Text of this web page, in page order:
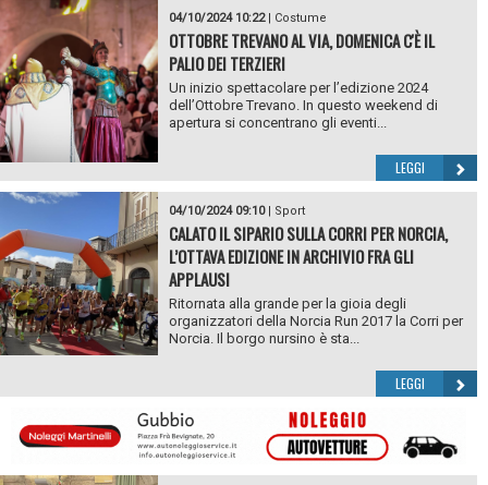
04/10/2024 10:22| Costume
OTTOBRE TREVANO AL VIA, DOMENICA C'È IL
PALIO DEI TERZIERI
Un inizio spettacolare per l’edizione 2024
dell’Ottobre Trevano. In questo weekend di
apertura si concentrano gli eventi...
LEGGI
04/10/2024 09:10| Sport
CALATO IL SIPARIO SULLA CORRI PER NORCIA,
L’OTTAVA EDIZIONE IN ARCHIVIO FRA GLI
APPLAUSI
Ritornata alla grande per la gioia degli
organizzatori della Norcia Run 2017 la Corri per
Norcia. Il borgo nursino è sta...
LEGGI